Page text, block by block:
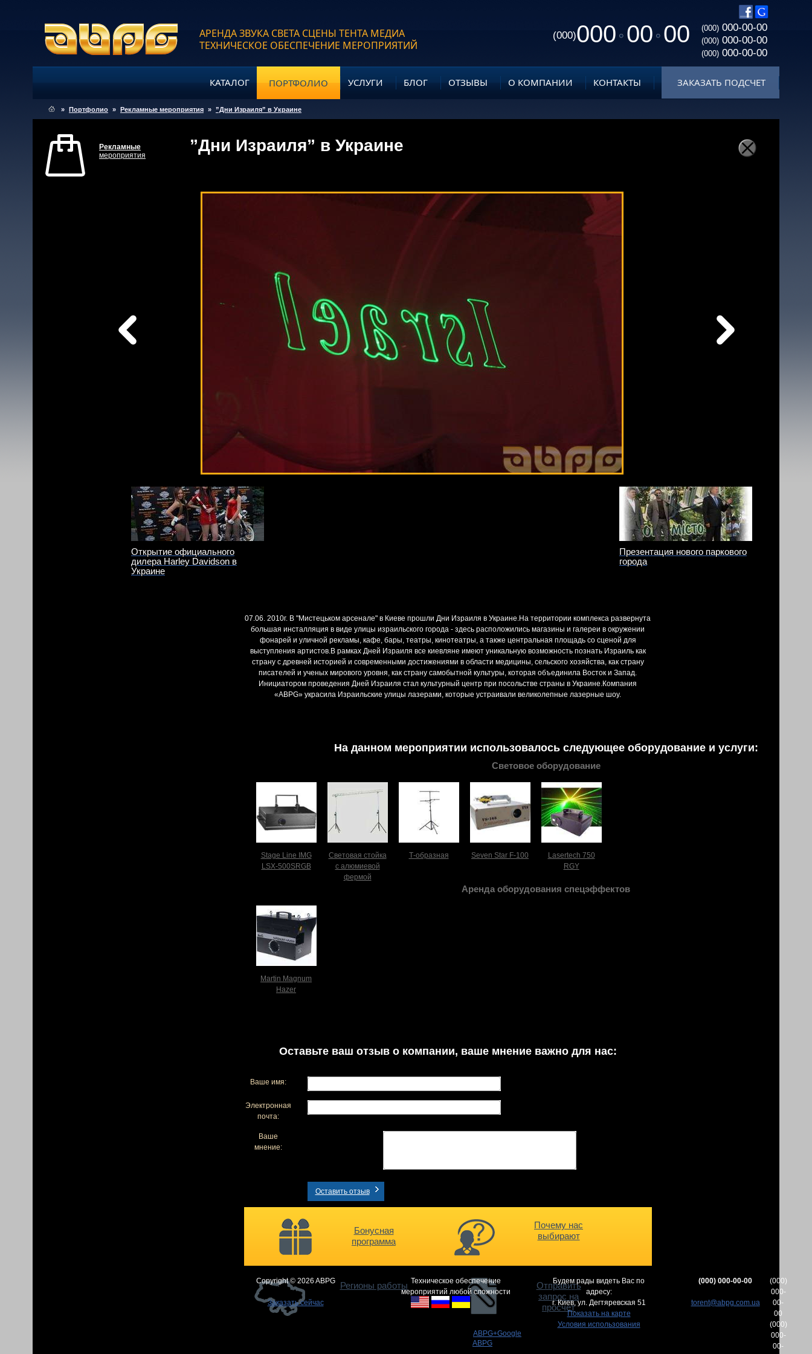
АРЕНДА ЗВУКА СВЕТА СЦЕНЫ ТЕНТА МЕДИА
ТЕХНИЧЕСКОЕ ОБЕСПЕЧЕНИЕ МЕРОПРИЯТИЙ
(000)000 00 00 (000) 000-00-00
(000) 000-00-00
(000) 000-00-00
КАТАЛОГ ПОРТФОЛИО УСЛУГИ БЛОГ ОТЗЫВЫ О КОМПАНИИ КОНТАКТЫ ЗАКАЗАТЬ ПОДСЧЕТ
» Портфолио » Рекламные мероприятия » ”Дни Израиля” в Украине
Рекламные
мероприятия
”Дни Израиля” в Украине
Открытие официального
дилера Harley Davidson в
Украине
Презентация нового паркового
города
07.06. 2010г. В "Мистецьком арсенале" в Киеве прошли Дни Израиля в Украине.На территории комплекса развернута
большая инсталляция в виде улицы израильского города - здесь расположились магазины и галереи в окружении
фонарей и уличной рекламы, кафе, бары, театры, кинотеатры, а также центральная площадь со сценой для
выступления артистов.В рамках Дней Израиля все киевляне имеют уникальную возможность познать Израиль как
страну с древней историей и современными достижениями в области медицины, сельского хозяйства, как страну
писателей и ученых мирового уровня, как страну самобытной культуры, которая объединила Восток и Запад.
Инициатором проведения Дней Израиля стал культурный центр при посольстве страны в Украине.Компания
«ABPG» украсила Израильские улицы лазерами, которые устраивали великолепные лазерные шоу.
На данном мероприятии использовалось следующее оборудование и услуги:
Световое оборудование
Stage Line IMG
LSX-500SRGB
Световая стойка
с алюмиевой
фермой
Т-образная Seven Star F-100
Lasertech 750
RGY
Аренда оборудования спецэффектов
Martin Magnum
Hazer
Оставьте ваш отзыв о компании, ваше мнение важно для нас:
Ваше имя:
Электронная
почта:
Ваше
мнение:
Оставить отзыв
Бонусная
программа
Почему нас
выбирают
Регионы работы
Отправить
запрос на
просчет
ABPG
Copyright © 2026 ABPG
Заказать сейчас
Техническое обеспечение
мероприятий любой сложности
Будем рады видеть Вас по
адресу:
г. Киев, ул. Дегтяревская 51
Показать на карте
Условия использования
(000) 000-00-00
torent@abpg.com.ua
(000)
000-
00-
00
(000)
000-
00-
ABPG+Google